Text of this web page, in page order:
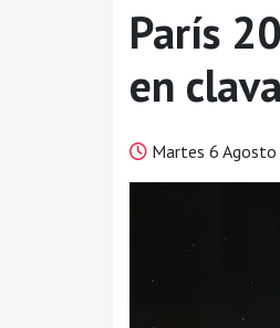
París
en
Martes 6